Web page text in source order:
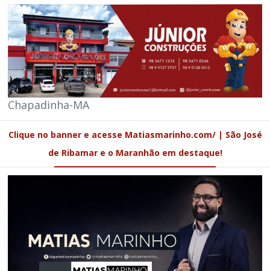
Chapadinha-MA
Clique no banner e acesse Matiasmarinho.com/ | São José
de Ribamar e o Maranhão em destaque!